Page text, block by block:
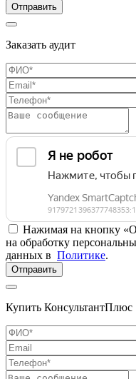
Отправить
Заказать аудит
Нажимая на кнопку
на обработку
данных в Политике.
Отправить
Купить КонсультантПлюс